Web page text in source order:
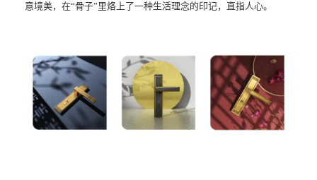
意境美，在“骨子”里烙上了一种生活理念的印记，直指人心。